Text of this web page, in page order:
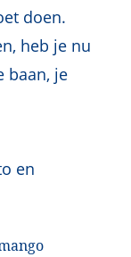
doen.
heb je nu
baan, je